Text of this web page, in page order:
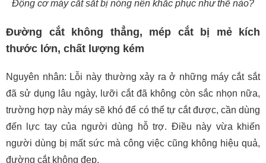
Động cơ máy cắt sắt bị nóng nên khắc phục như thế nào?
Đường cắt không thẳng, mép cắt bị mẻ kích
thước lớn, chất lượng kém
Nguyên nhân: Lỗi này thường xảy ra ở những máy cắt sắt
đã sử dụng lâu ngày, lưỡi cắt đã không còn sắc nhọn nữa,
trường hợp này máy sẽ khó để có thể tự cắt được, cần dùng
đến lực tay của người dùng hỗ trợ. Điều này vừa khiến
người dùng bị mất sức mà công việc cũng không hiệu quả,
đường cắt không đẹp.